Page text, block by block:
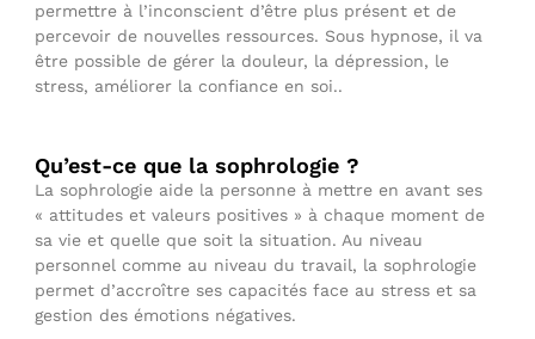
permettre à l’inconscient d’être plus présent et de
percevoir de nouvelles ressources. Sous hypnose, il va
être possible de gérer la douleur, la dépression, le
stress, améliorer la confiance en soi..
Qu’est-ce que la sophrologie ?
La sophrologie aide la personne à mettre en avant ses
« attitudes et valeurs positives » à chaque moment de
sa vie et quelle que soit la situation. Au niveau
personnel comme au niveau du travail, la sophrologie
permet d’accroître ses capacités face au stress et sa
gestion des émotions négatives.